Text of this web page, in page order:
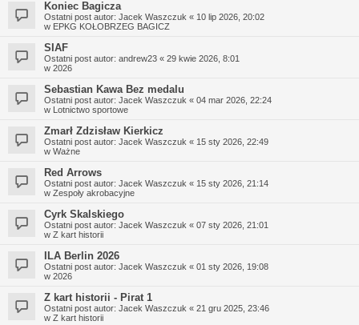
Koniec Bagicza
Ostatni post autor: Jacek Waszczuk « 10 lip 2026, 20:02
w EPKG KOŁOBRZEG BAGICZ
SIAF
Ostatni post autor: andrew23 « 29 kwie 2026, 8:01
w 2026
Sebastian Kawa Bez medalu
Ostatni post autor: Jacek Waszczuk « 04 mar 2026, 22:24
w Lotnictwo sportowe
Zmarł Zdzisław Kierkicz
Ostatni post autor: Jacek Waszczuk « 15 sty 2026, 22:49
w Ważne
Red Arrows
Ostatni post autor: Jacek Waszczuk « 15 sty 2026, 21:14
w Zespoły akrobacyjne
Cyrk Skalskiego
Ostatni post autor: Jacek Waszczuk « 07 sty 2026, 21:01
w Z kart historii
ILA Berlin 2026
Ostatni post autor: Jacek Waszczuk « 01 sty 2026, 19:08
w 2026
Z kart historii - Pirat 1
Ostatni post autor: Jacek Waszczuk « 21 gru 2025, 23:46
w Z kart historii